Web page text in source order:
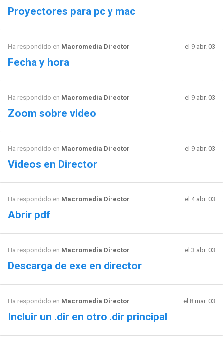
Proyectores para pc y mac
Ha respondido en Macromedia Director el 9 abr. 03
Fecha y hora
Ha respondido en Macromedia Director el 9 abr. 03
Zoom sobre video
Ha respondido en Macromedia Director el 9 abr. 03
Videos en Director
Ha respondido en Macromedia Director el 4 abr. 03
Abrir pdf
Ha respondido en Macromedia Director el 3 abr. 03
Descarga de exe en director
Ha respondido en Macromedia Director el 8 mar. 03
Incluir un .dir en otro .dir principal